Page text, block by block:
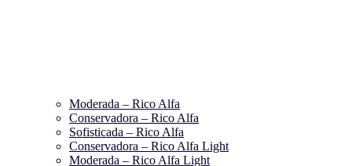
Moderada – Rico Alfa
Conservadora – Rico Alfa
Sofisticada – Rico Alfa
Conservadora – Rico Alfa Light
Moderada – Rico Alfa Light